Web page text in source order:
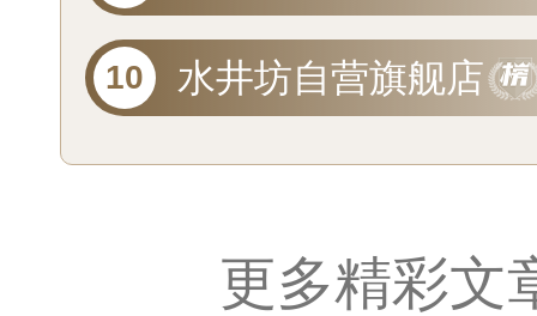
水井坊自营旗舰店
更多精彩文